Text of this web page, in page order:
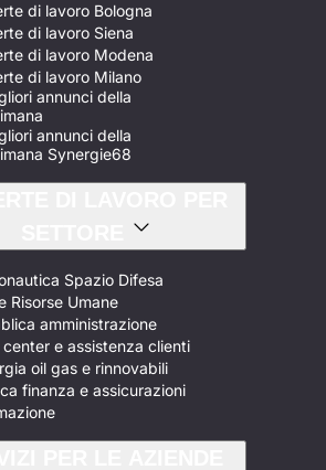
di lavoro Bologna
di lavoro Siena
di lavoro Modena
di lavoro Milano
annunci della
annunci della
Synergie68
Spazio Difesa
Risorse Umane
amministrazione
center e assistenza clienti
oil gas e rinnovabili
finanza e assicurazioni